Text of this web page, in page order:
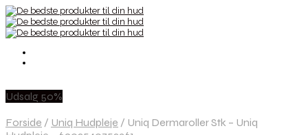
Udsalg 50%
Forside / Uniq Hudpleje / Uniq Dermaroller Stk – Uniq